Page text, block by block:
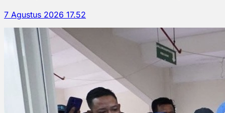
7 Agustus 2026 17.52